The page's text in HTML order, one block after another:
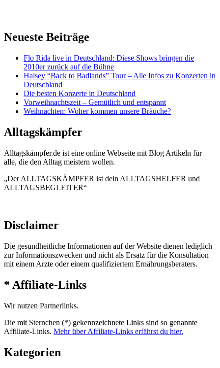
Neueste Beiträge
Flo Rida live in Deutschland: Diese Shows bringen die
2010er zurück auf die Bühne
Halsey “Back to Badlands” Tour – Alle Infos zu Konzerten in
Deutschland
Die besten Konzerte in Deutschland
Vorweihnachtszeit – Gemütlich und entspannt
Weihnachten: Woher kommen unsere Bräuche?
Alltagskämpfer
Alltagskämpfer.de ist eine online Webseite mit Blog Artikeln für
alle, die den Alltag meistern wollen.
„Der ALLTAGSKÄMPFER ist dein ALLTAGSHELFER und
ALLTAGSBEGLEITER“
Disclaimer
Die gesundheitliche Informationen auf der Website dienen lediglich
zur Informationszwecken und nicht als Ersatz für die Konsultation
mit einem Arzte oder einem qualifiziertem Ernährungsberaters.
* Affiliate-Links
Wir nutzen Partnerlinks.
Die mit Sternchen (*) gekennzeichnete Links sind so genannte
Affiliate-Links. Mehr über Affiliate-Links erfährst du hier.
Kategorien